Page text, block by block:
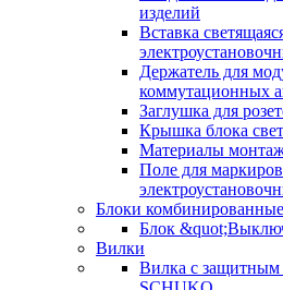
изделий
Вставка
Держатель для
коммутационных
Заглушка для
Крышка блока
Материалы
Поле для
Блоки комбинированные
Блок
Вилки
Вилка с защитным